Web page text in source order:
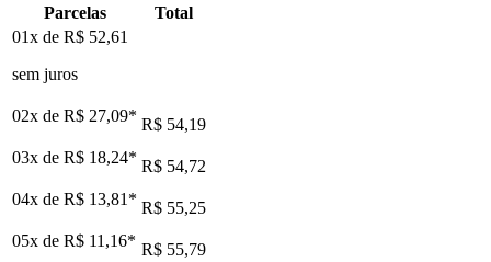
Parcelas
Total
01x de R$ 52,61
sem juros
02x de R$ 27,09* R$ 54,19
03x de R$ 18,24* R$ 54,72
04x de R$ 13,81 * R$ 55,25
05x de R$ 11,16* R$ 55,79